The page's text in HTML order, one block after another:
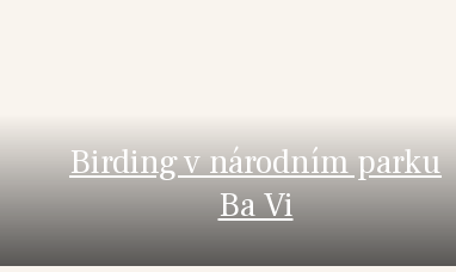
Birding v národním parku
Ba Vi